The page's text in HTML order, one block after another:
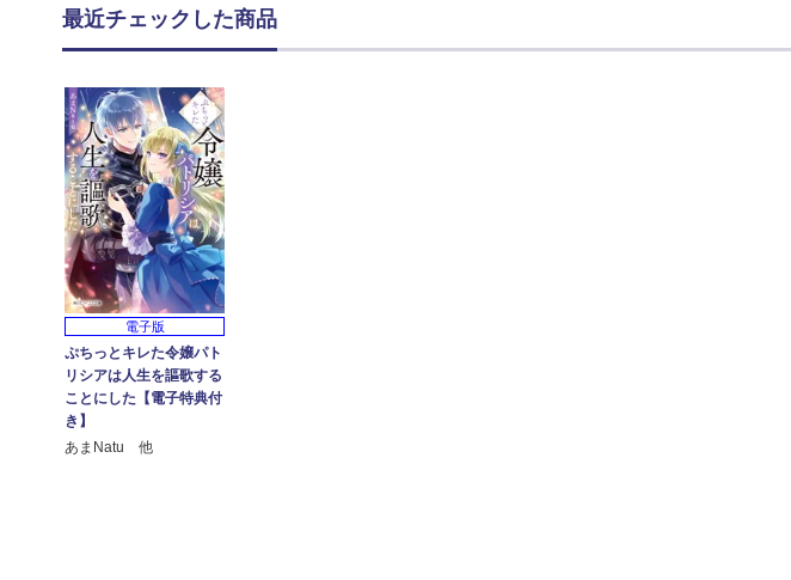
最近チェックした商品
電子版
ぷちっとキレた令嬢パト
リシアは人生を謳歌する
ことにした【電子特典付
き】
あまNatu 他